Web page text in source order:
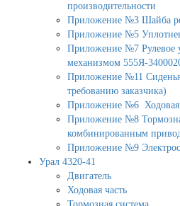
производительности
Приложение №3 Шайба
Приложение №5
Приложение №7 Рулевое
механизмом 555Я-
Приложение №11
требованию заказчика)
Приложение №6 Ходовая
Приложение №8
комбинированным
Приложение №9
Урал 4320-41
Двигатель
Ходовая часть